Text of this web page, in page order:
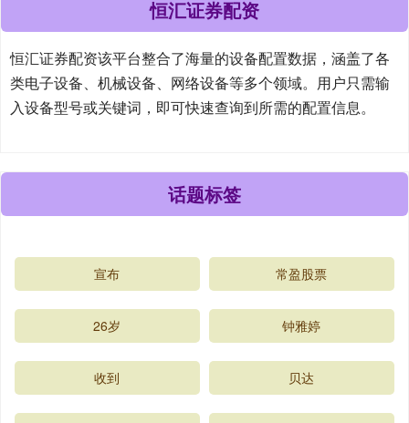
恒汇证券配资
恒汇证券配资该平台整合了海量的设备配置数据，涵盖了各
类电子设备、机械设备、网络设备等多个领域。用户只需输
入设备型号或关键词，即可快速查询到所需的配置信息。
话题标签
宣布 常盈股票
26岁 钟雅婷
收到 贝达